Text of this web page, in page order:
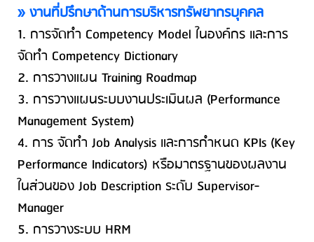
» งานที่ปรึกษาด้านการบริหารทรัพยากรบุคคล
1. การจัดทำ Competency Model ในองค์กร และการ
จัดทำ Competency Dictionary
2. การวางแผน Training Roadmap
3. การวางแผนระบบงานประเมินผล (Performance
Management System)
4. การ จัดทำ Job Analysis และการกำหนด KPIs (Key
Performance Indicators) หรือมาตรฐานของผลงาน
ในส่วนของ Job Description ระดับ Supervisor-
Manager
5. การวางระบบ HRM